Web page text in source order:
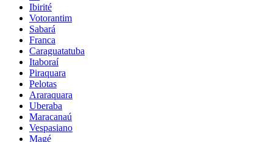
Ibirité
Votorantim
Sabará
Franca
Caraguatatuba
Itaboraí
Piraquara
Pelotas
Araraquara
Uberaba
Maracanaú
Vespasiano
Magé